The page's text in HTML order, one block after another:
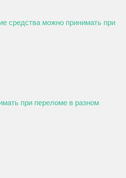
средства можно принимать при
при переломе в разном